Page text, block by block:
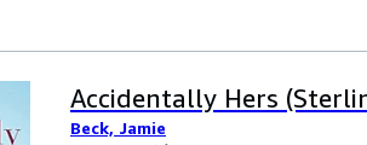
Accidentally Hers
Beck, Jamie